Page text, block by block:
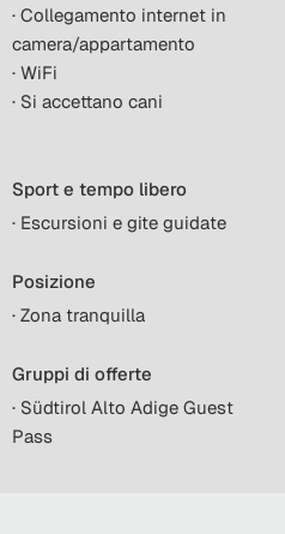
· Collegamento internet in
camera/appartamento
· WiFi
· Si accettano cani
Sport e tempo libero
· Escursioni e gite guidate
Posizione
· Zona tranquilla
Gruppi di offerte
· Südtirol Alto Adige Guest
Pass